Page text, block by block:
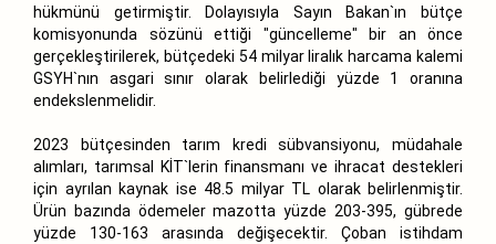
hükmünü getirmiştir. Dolayısıyla Sayın Bakan`ın bütçe
komisyonunda sözünü ettiği "güncelleme" bir an önce
gerçekleştirilerek, bütçedeki 54 milyar liralık harcama kalemi
GSYH`nın asgari sınır olarak belirlediği yüzde 1 oranına
endekslenmelidir.
2023 bütçesinden tarım kredi sübvansiyonu, müdahale
alımları, tarımsal KİT`lerin finansmanı ve ihracat destekleri
için ayrılan kaynak ise 48.5 milyar TL olarak belirlenmiştir.
Ürün bazında ödemeler mazotta yüzde 203-395, gübrede
yüzde 130-163 arasında değişecektir. Çoban istihdam